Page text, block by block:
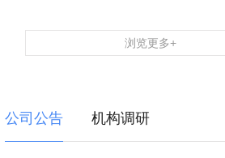
浏览更多+
公司公告 机构调研